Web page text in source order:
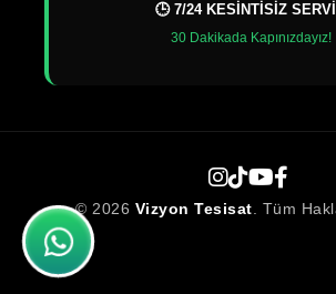
🕒 7/24 KESİNTİSİZ
30 Dakikada Kapınızdayız!
© 2026 Vizyon Tesisat . Tüm